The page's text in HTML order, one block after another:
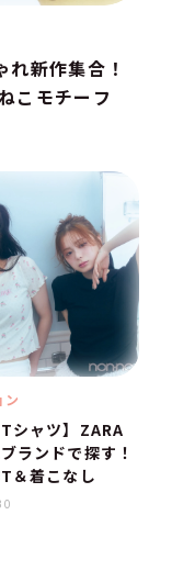
新作集合！
こモチーフ
ン
Tシャツ】ZARA
ランドで探す！
＆着こなし